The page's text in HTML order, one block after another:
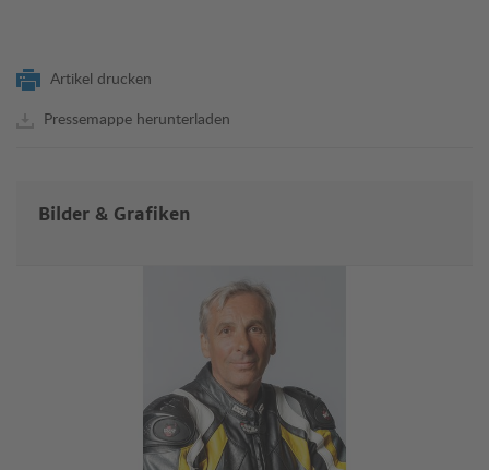
Artikel drucken
Pressemappe herunterladen
Bilder & Grafiken